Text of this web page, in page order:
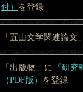
付） を登録
「五山文学関連論文
「出版物」に
『研
（PDF版） を登録